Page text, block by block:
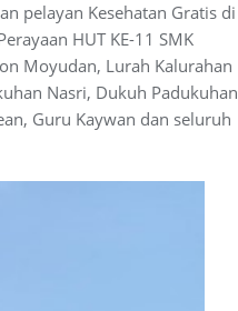
pelayan Kesehatan Gratis di
HUT KE-11 SMK
Moyudan, Lurah Kalurahan
Nasri, Dukuh Padukuhan
Guru Kaywan dan seluruh